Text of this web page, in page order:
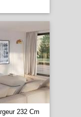
232 Cm